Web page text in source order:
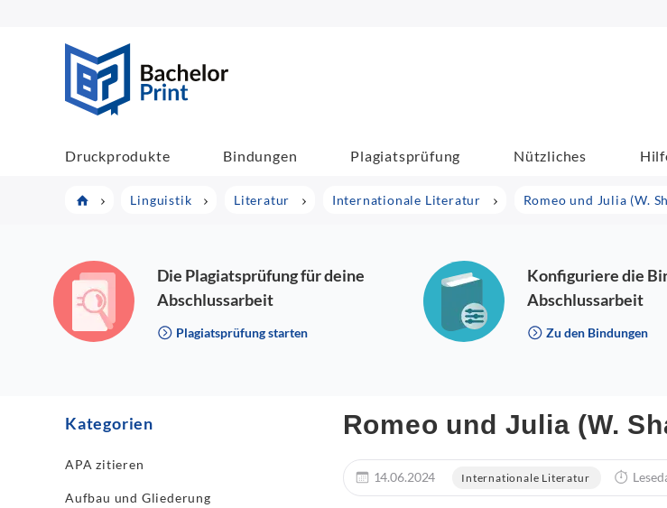
Druckprodukte Bindungen Plagiatsprüfung Nützliches
Linguistik Literatur Internationale Literatur Romeo und Julia (W.
Die Plagiatsprüfung für deine
Abschlussarbeit
Plagiatsprüfung starten
Konfiguriere die
Abschlussarbeit
Zu den Bindungen
Kategorien
APA zitieren
Aufbau und Gliederung
Romeo und Julia (W.
14.06.2024 Internationale Literatur